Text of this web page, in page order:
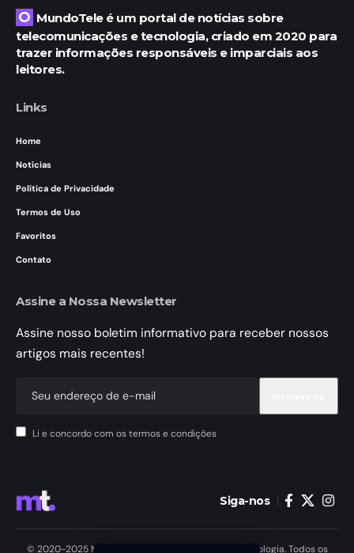
O MundoTele é um portal de notícias sobre
telecomunicações e tecnologia, criado em 2020 para
trazer informações responsáveis e imparciais aos
leitores.
Links
Home
Notícias
Política de Privacidade
Termos de Uso
Favoritos
Contato
Assine a Nossa Newsletter
Assine nosso boletim informativo para receber nossos
artigos mais recentes!
Li e concordo com os termos e condições
Siga-nos
© 2020-2025 MundoTele Telecomunicações e Tecnologia. Todos os